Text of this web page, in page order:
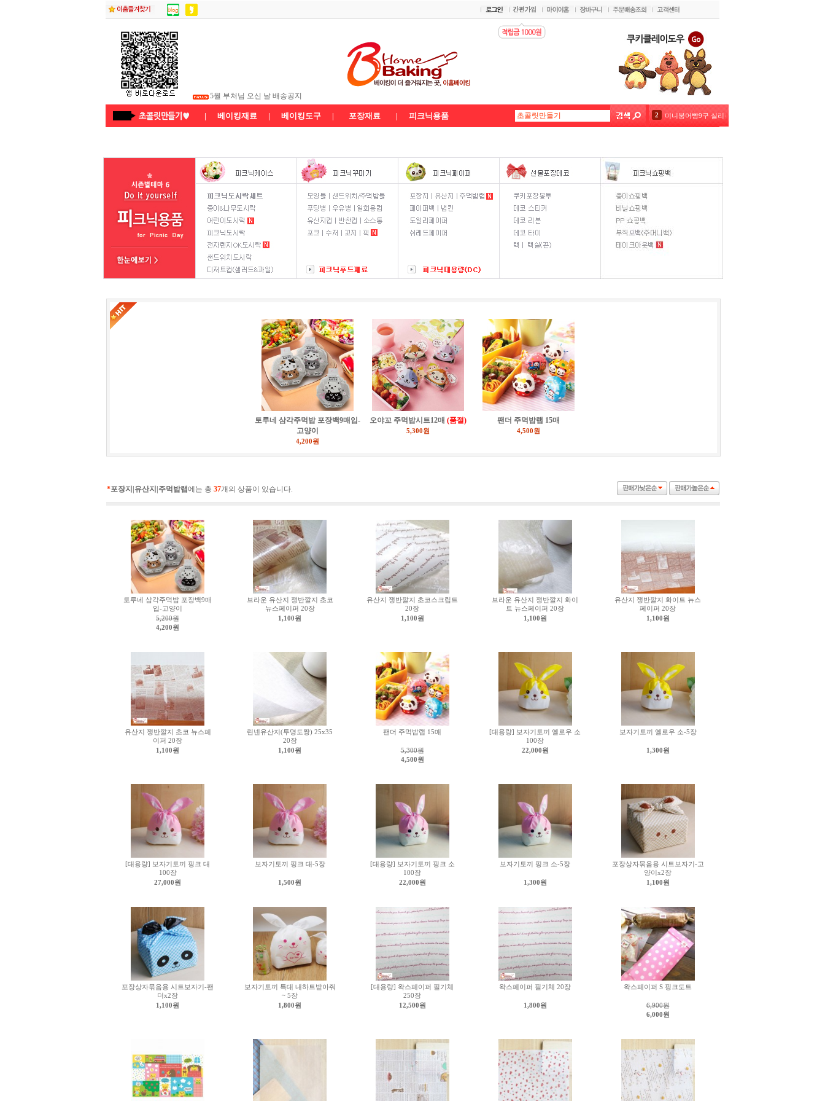
5월 어린이날 배송공지
| 베이킹재료 | 베이킹도구 | 포장재료 | 피크닉용품
2 미니붕어빵9구 실리콘몰드 핑크 블루 색상랜덤1개
4 버터랜드 4.5kg
5
8
토루네 삼각주먹밥 포장백9매입-
고양이
4,200원
오야꼬 주먹밥시트12매 (품절)
5,300원
팬더 주먹밥랩 15매
4,500원
*포장지|유산지|주먹밥랩에는 총 37개의 상품이 있습니다.
토루네 삼각주먹밥 포장백9매
입-고양이
5,200원
4,200원
브라운 유산지 쟁반깔지 초코
뉴스페이퍼 20장
1,100원
유산지 쟁반깔지 초코스크립트
20장
1,100원
브라운 유산지 쟁반깔지 화이
트 뉴스페이퍼 20장
1,100원
유산지 쟁반깔지 화이트 뉴스
페이퍼 20장
1,100원
유산지 쟁반깔지 초코 뉴스페
이퍼 20장
1,100원
린넨유산지(투명도짱) 25x35
20장
1,100원
팬더 주먹밥랩 15매
5,300원
4,500원
[대용량] 보자기토끼 옐로우 소
100장
22,000원
보자기토끼 옐로우 소-5장
1,300원
[대용량] 보자기토끼 핑크 대
100장
27,000원
보자기토끼 핑크 대-5장
1,500원
[대용량] 보자기토끼 핑크 소
100장
22,000원
보자기토끼 핑크 소-5장
1,300원
포장상자묶음용 시트보자기-고
양이x2장
1,100원
포장상자묶음용 시트보자기-팬
더x2장
1,100원
보자기토끼 특대 내하트받아줘
~ 5장
1,800원
[대용량] 왁스페이퍼 필기체
250장
12,500원
왁스페이퍼 필기체 20장
1,800원
왁스페이퍼 S 핑크도트
6,900원
6,000원